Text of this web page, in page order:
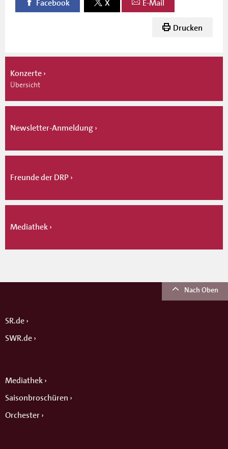
Facebook X E-Mail
Drucken
Konzerte
Übersicht
Newsletter-Anmeldung
Freunde der DRP
Mediathek
Nach Oben
SR.de
SWR.de
Mediathek
Saisonbroschüren
Orchester